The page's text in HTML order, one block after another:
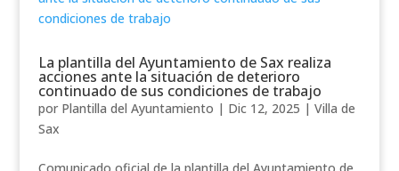
La plantilla del Ayuntamiento de Sax realiza
acciones ante la situación de deterioro
continuado de sus condiciones de trabajo
por Plantilla del Ayuntamiento | Dic 12, 2025 | Villa de
Sax